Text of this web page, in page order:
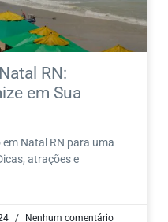
RN:
em Sua
Natal RN para uma
atrações e
Nenhum comentário